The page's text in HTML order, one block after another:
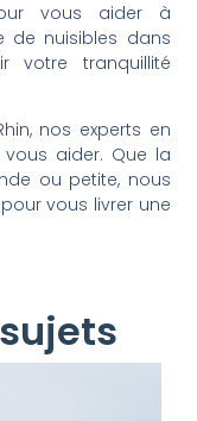
vous aider à
de nuisibles dans
votre tranquillité
nos experts en
aider. Que la
ou petite, nous
vous livrer une